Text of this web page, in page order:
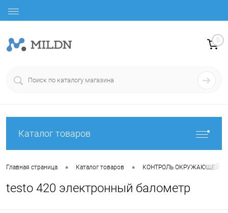
0
Каталог товаров
Главная страница • Каталог товаров • КОНТРОЛЬ ОКРУЖАЮЩЕЙ
testo 420 электронный балометр